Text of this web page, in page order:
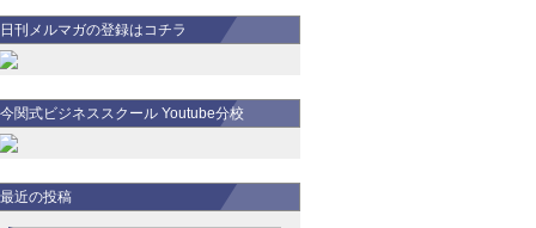
日刊メルマガの登録はコチラ
今関式ビジネススクール Youtube分校
最近の投稿